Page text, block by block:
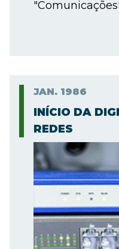
JAN. 1986
INÍCIO DA
REDES